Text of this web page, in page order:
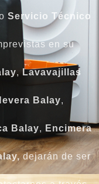
Servicio Técnico
en su
, Lavavajillas
Balay,
Balay, Encimera
dejarán de ser